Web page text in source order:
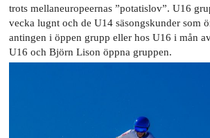
trots mellaneuropeernas ”potatislov”. U16
vecka lugnt och de U14 säsongskunder som
antingen i öppen grupp eller hos U16 i mån
U16 och Björn Lison öppna gruppen.